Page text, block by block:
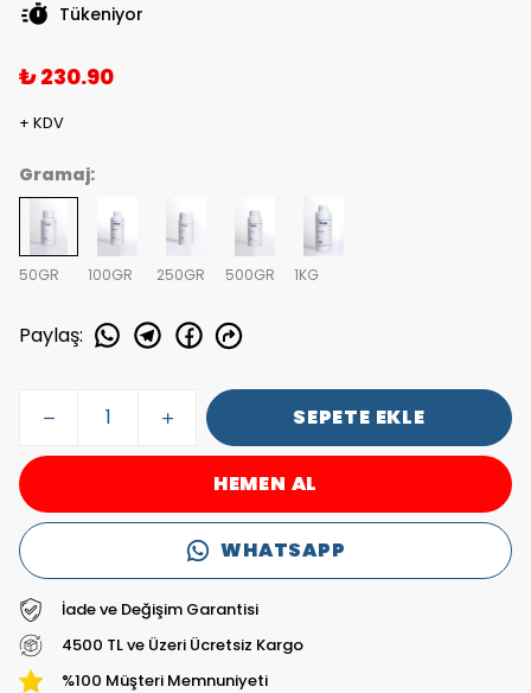
Tükeniyor
₺ 230.90
+ KDV
Gramaj:
50GR 100GR 250GR 500GR 1KG
Paylaş:
SEPETE EKLE
HEMEN AL
WHATSAPP
İade ve Değişim Garantisi
4500 TL ve Üzeri Ücretsiz Kargo
%100 Müşteri Memnuniyeti